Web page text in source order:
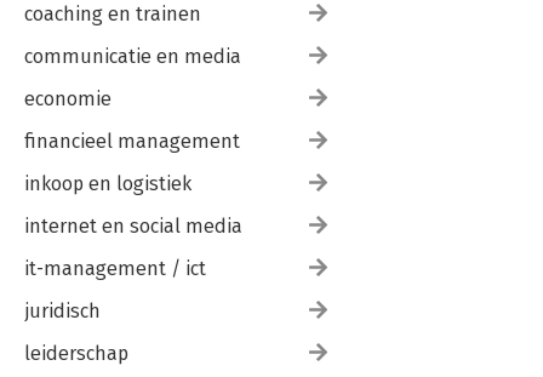
coaching en trainen
communicatie en media
economie
financieel management
inkoop en logistiek
internet en social media
it-management / ict
juridisch
leiderschap